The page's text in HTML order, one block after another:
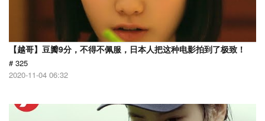
【越哥】豆瓣9分，不得不佩服，日本人把这种电影拍到了极致！
# 325
2020-11-04 06:32